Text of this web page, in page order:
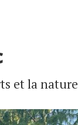
et la nature